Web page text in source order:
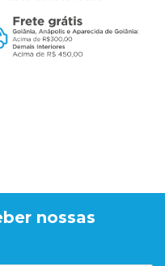
nossas